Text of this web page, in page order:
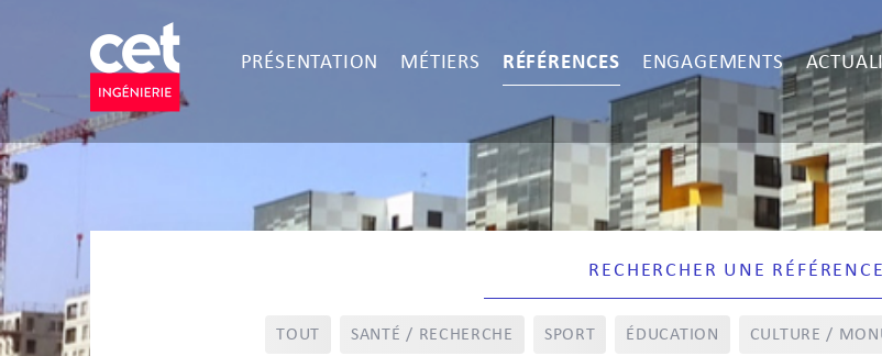
PRÉSENTATION MÉTIERS RÉFÉRENCES ENGAGEMENTS
TOUT SANTÉ / RECHERCHE SPORT ÉDUCATION CULTURE /